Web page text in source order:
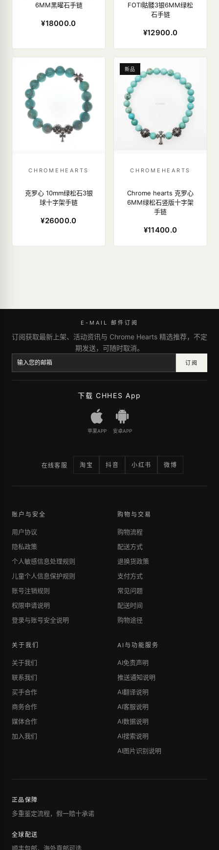
6MM黑曜石手链
¥18000.0
FOTI骷髅3银6MM绿松
石手链
¥12900.0
CHROMEHEARTS
克罗心 10mm绿松石3银
球十字架手链
¥26000.0
新品
CHROMEHEARTS
Chrome hearts 克罗心
6MM绿松石竖版十字架
手链
¥11400.0
E-MAIL 邮件订阅
订阅获取最新上架、活动资讯与 Chrome Hearts 精选推荐，不定
期发送，可随时取消。
订阅
下载 CHHES App
苹果APP 安卓APP
在线客服 淘宝 抖音 小红书 微博
账户与安全
用户协议
隐私政策
个人敏感信息处理规则
儿童个人信息保护规则
账号注销规则
权限申请说明
登录与账号安全说明
购物与交易
购物流程
配送方式
退换货政策
支付方式
常见问题
配送时间
购物途径
关于我们
关于我们
联系我们
买手合作
商务合作
媒体合作
加入我们
AI与功能服务
AI免责声明
推送通知说明
AI翻译说明
AI客服说明
AI数据说明
AI搜索说明
AI图片识别说明
正品保障
多重鉴定流程，假一赔十承诺
全球配送
顺丰包邮，海外直邮可选